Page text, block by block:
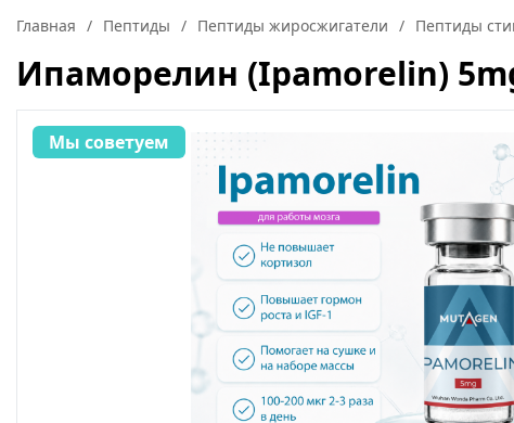
Главная / Пептиды / Пептиды жиросжигатели / Пептиды
Ипаморелин (Ipamorelin)
Мы советуем